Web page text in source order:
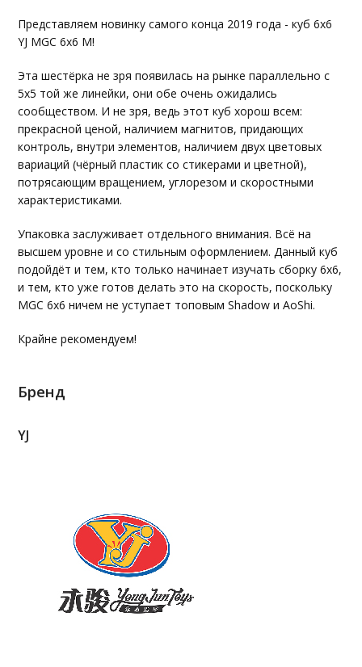
Представляем новинку самого конца 2019 года - куб 6х6
YJ MGC 6x6 M!
Эта шестёрка не зря появилась на рынке параллельно с
5х5 той же линейки, они обе очень ожидались
сообществом. И не зря, ведь этот куб хорош всем:
прекрасной ценой, наличием магнитов, придающих
контроль, внутри элементов, наличием двух цветовых
вариаций (чёрный пластик со стикерами и цветной),
потрясающим вращением, углорезом и скоростными
характеристиками.
Упаковка заслуживает отдельного внимания. Всё на
высшем уровне и со стильным оформлением. Данный куб
подойдёт и тем, кто только начинает изучать сборку 6х6,
и тем, кто уже готов делать это на скорость, поскольку
MGC 6x6 ничем не уступает топовым Shadow и AoShi.
Крайне рекомендуем!
Бренд
YJ